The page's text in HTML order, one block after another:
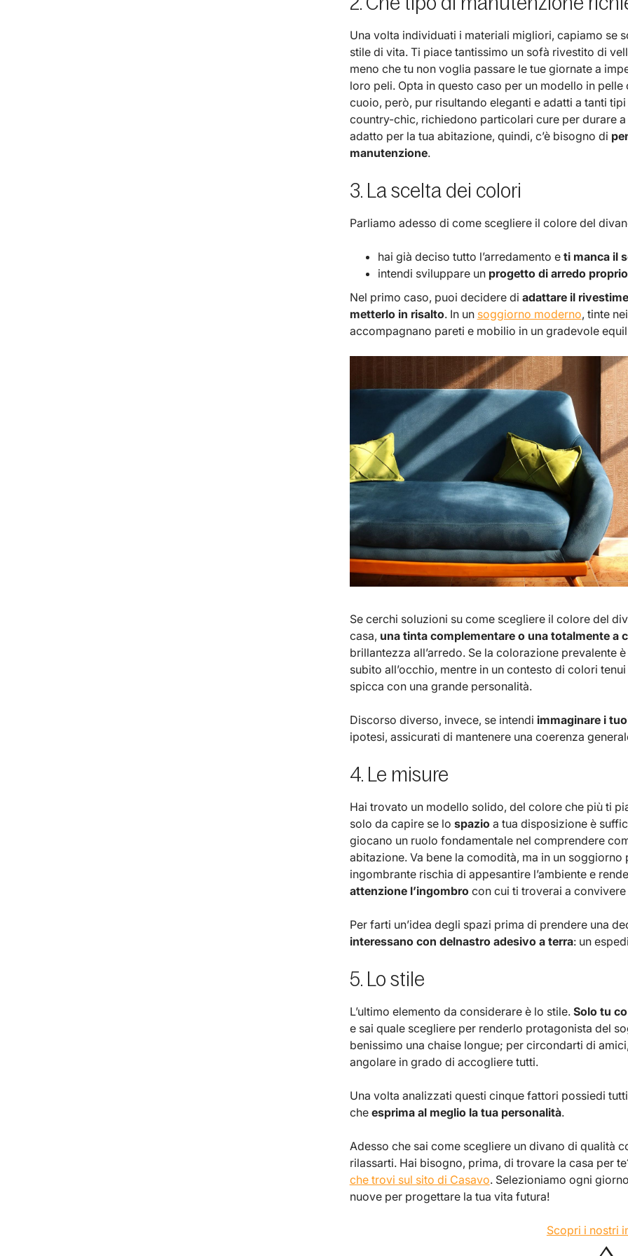
Una volta individuati i materiali migliori, capiamo se
stile di vita. Ti piace tantissimo un sofà rivestito di
meno che tu non voglia passare le tue giornate a
loro peli. Opta in questo caso per un modello in
cuoio, però, pur risultando eleganti e adatti a tanti
country-chic, richiedono particolari cure per durare
adatto per la tua abitazione, quindi, c’è bisogno di
manutenzione.
3. La scelta dei colori
Parliamo adesso di come scegliere il colore del
hai già deciso tutto l’arredamento e ti manca il
intendi sviluppare un progetto di arredo
Nel primo caso, puoi decidere di adattare il
metterlo in risalto. In un soggiorno moderno, tinte
accompagnano pareti e mobilio in un gradevole
Se cerchi soluzioni su come scegliere il colore del
casa, una tinta complementare o una totalmente a
brillantezza all’arredo. Se la colorazione prevalente
subito all’occhio, mentre in un contesto di colori
spicca con una grande personalità.
Discorso diverso, invece, se intendi immaginare i
ipotesi, assicurati di mantenere una coerenza
4. Le misure
Hai trovato un modello solido, del colore che più ti
solo da capire se lo spazioa tua disposizione è
giocano un ruolo fondamentale nel comprendere
abitazione. Va bene la comodità, ma in un
ingombrante rischia di appesantire l’ambiente e
attenzione l’ingombrocon cui ti troverai a
Per farti un’idea degli spazi prima di prendere una
interessano con delnastro adesivo a terra: un
5. Lo stile
L’ultimo elemento da considerare è lo stile. Solo tu
e sai quale scegliere per renderlo protagonista del
benissimo una chaise longue; per circondarti di
angolare in grado di accogliere tutti.
Una volta analizzati questi cinque fattori possiedi
che esprima al meglio la tua personalità.
Adesso che sai come scegliere un divano di qualità
rilassarti. Hai bisogno, prima, di trovare la casa per
che trovi sul sito di Casavo. Selezioniamo ogni
nuove per progettare la tua vita futura!
Scopri i nostri